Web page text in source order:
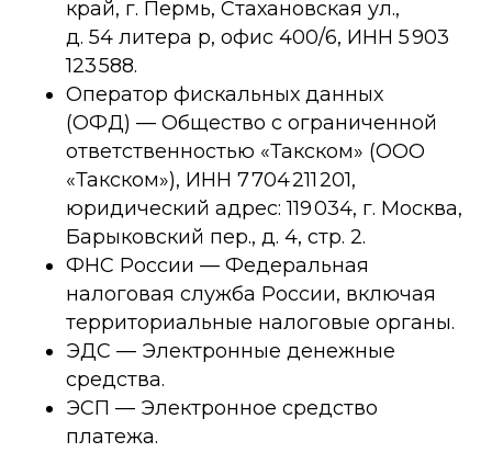
край, г. Пермь, Стахановская ул.,
д. 54 литера р, офис 400/6, ИНН 5 903
123 588.
Оператор фискальных данных
(ОФД) — Общество с ограниченной
ответственностью «Такском» (ООО
«Такском»), ИНН 7 704 211 201,
юридический адрес: 119 034, г. Москва,
Барыковский пер., д. 4, стр. 2.
ФНС России — Федеральная
налоговая служба России, включая
территориальные налоговые органы.
ЭДС — Электронные денежные
средства.
ЭСП — Электронное средство
платежа.